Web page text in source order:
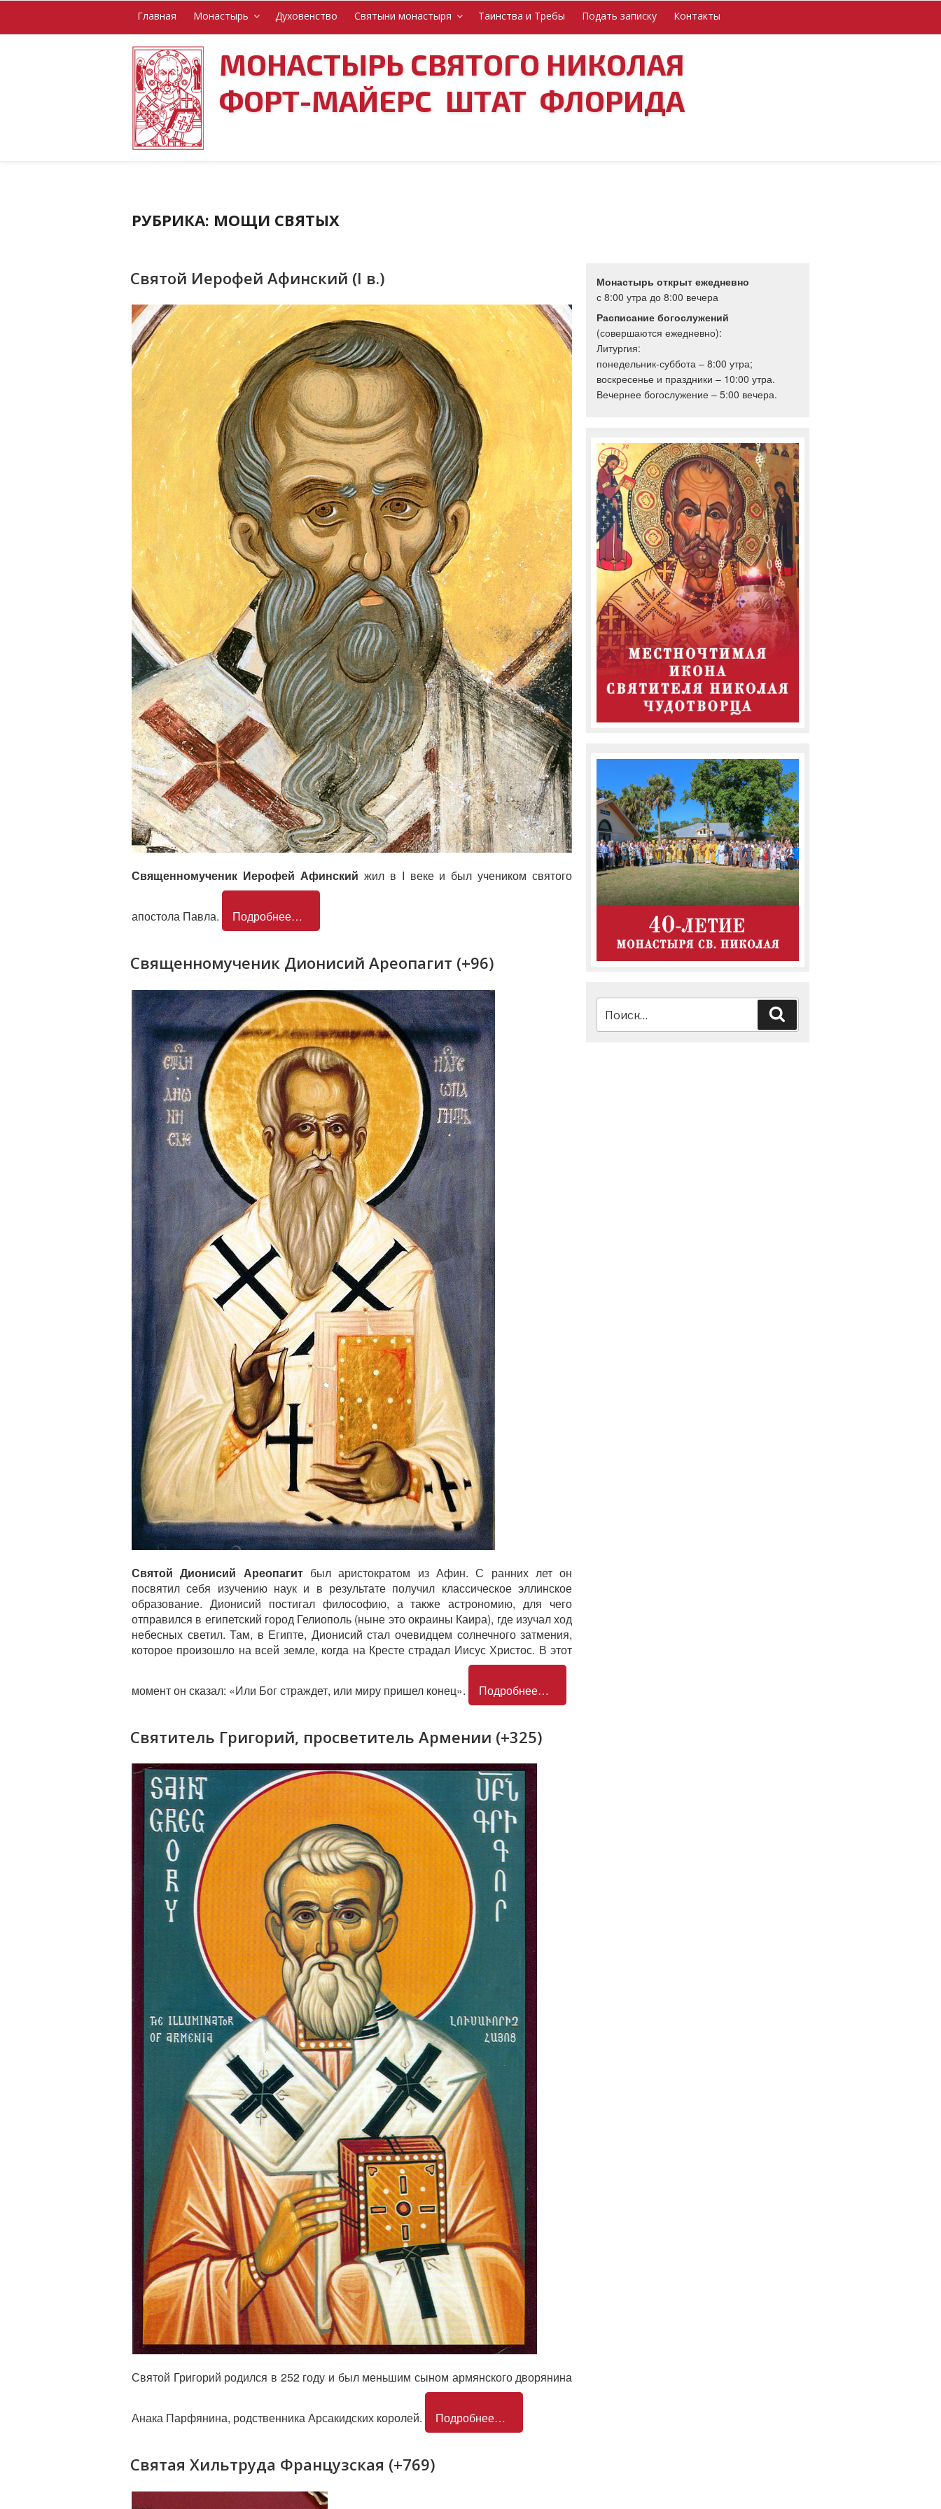
Главная Монастырь Духовенство Святыни монастыря Таинства и Требы Подать записку Контакты
МОНАСТЫРЬ СВЯТОГО НИКОЛАЯ
ФОРТ-МАЙЕРС ШТАТ ФЛОРИДА
РУБРИКА: МОЩИ СВЯТЫХ
Святой Иерофей Афинский (I в.)
Священномученик Иерофей Афинский жил в I веке и был учеником святого
апостола Павла. Подробнее…
Священномученик Дионисий Ареопагит (+96)
Святой Дионисий Ареопагитбыл аристократом из Афин. С ранних лет он
посвятил себя изучению наук и в результате получил классическое эллинское
образование. Дионисий постигал философию, а также астрономию, для чего
отправился в египетский город Гелиополь (ныне это окраины Каира), где изучал ход
небесных светил. Там, в Египте, Дионисий стал очевидцем солнечного затмения,
которое произошло на всей земле, когда на Кресте страдал Иисус Христос. В этот
момент он сказал: «Или Бог страждет, или миру пришел конец». Подробнее…
Святитель Григорий, просветитель Армении (+325)
Святой Григорий родился в 252 году и был меньшим сыном армянского дворянина
Анака Парфянина, родственника Арсакидских королей. Подробнее…
Святая Хильтруда Французская (+769)
Монастырь открыт ежедневно
с 8:00 утра до 8:00 вечера
Расписание богослужений
(совершаются ежедневно):
Литургия:
понедельник-суббота – 8:00 утра;
воскресенье и праздники – 10:00 утра.
Вечернее богослужение – 5:00 вечера.